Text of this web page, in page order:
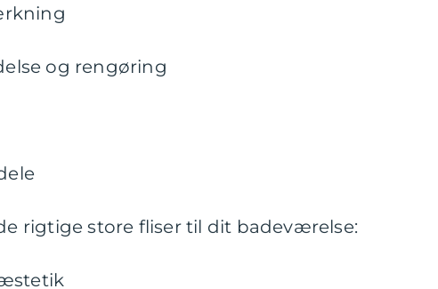
og rengøring
rigtige store fliser til dit badeværelse: